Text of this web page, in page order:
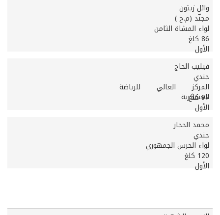
وائل زيتون
مجنّد (م.خ )
لواء المشاة الثامن
86 كلغ
الأول
فيليب الحاج
جندي
المركز العالي للرياضة
العسكرية
97 كلغ
الأول
محمد الحجار
جندي
لواء الحرس الجمهوري
120 كلغ
الأول